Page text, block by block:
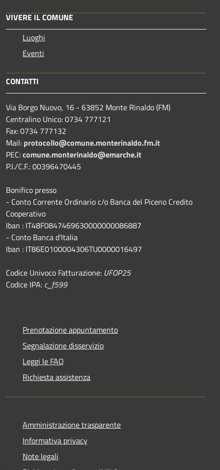
VIVERE IL COMUNE
Luoghi
Eventi
CONTATTI
Via Borgo Nuovo, 16 - 63852 Monte Rinaldo (FM)
Centralino Unico: 0734 777121
Fax: 0734 777132
Mail: protocollo@comune.monterinaldo.fm.it
PEC:comune.monterinaldo@emarche.it
P.I./C.F.: 00396470445
Bonifico presso
​- Conto Corrente Ordinario c/o Banca del Piceno Credito
Cooperativo
Iban : IT48F0847469630000000086887
- Conto Banca d'Italia
Iban : IT86E0100004306TU0000016497
Codice Univoco Fatturazione: UFOP25
Codice IPA: c_f599
Prenotazione appuntamento
Segnalazione disservizio
Leggi le FAQ
Richiesta assistenza
Amministrazione trasparente
Informativa privacy
Note legali